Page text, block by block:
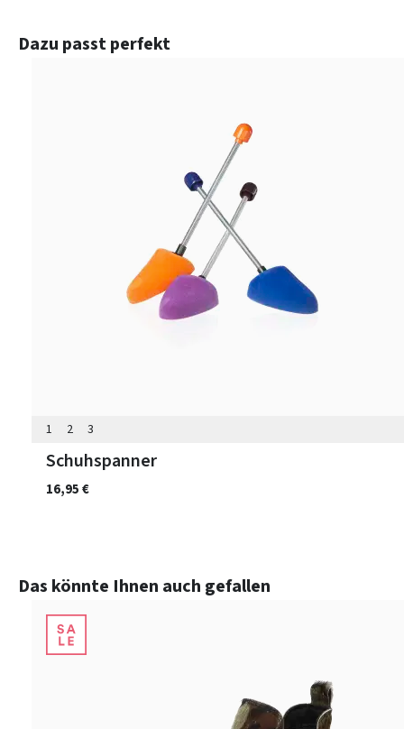
Produktgalerie überspringen
Dazu passt perfekt
1 2 3
Schuhspanner
16,95 €
Produktgalerie überspringen
Das könnte Ihnen auch gefallen